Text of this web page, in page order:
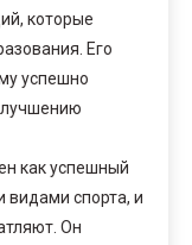
которые
Его
успешно
как успешный
видами спорта, и
Он